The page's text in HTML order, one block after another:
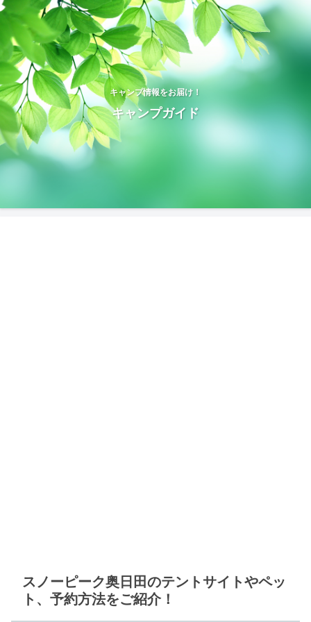
キャンプ情報をお届け！
キャンプガイド
スノーピーク奥日田のテントサイトやペッ
ト、予約方法をご紹介！